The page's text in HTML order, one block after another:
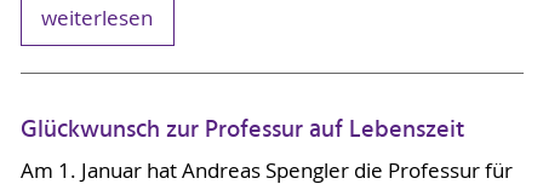
weiterlesen
Glückwunsch zur Professur auf Lebenszeit
Am 1. Januar hat Andreas Spengler die Professur für